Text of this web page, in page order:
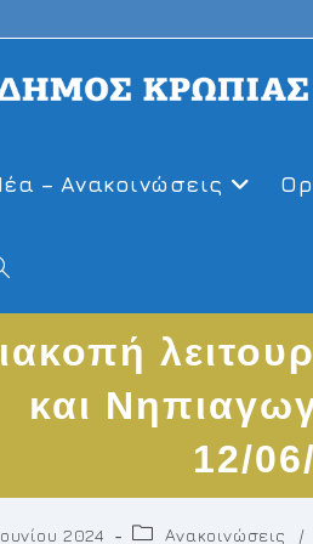
– Ανακοινώσεις
και
12/
2024
PostΑνακοινώσεις /